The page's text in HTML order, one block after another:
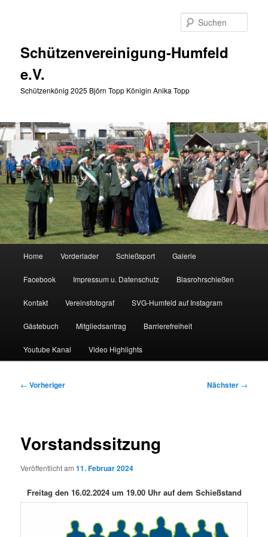
Schützenvereinigung-Humfeld
e.V.
Schützenkönig 2025 Björn Topp Königin Anika Topp
Home Vorderlader Schießsport Galerie
Facebook Impressum u. Datenschutz Blasrohrschießen
Kontakt Vereinsfotograf SVG-Humfeld auf Instagram
Gästebuch Mitgliedsantrag Barrierefreiheit
Youtube Kanal Video Highlights
Beitragsnavigation
← Vorheriger Nächster →
Vorstandssitzung
Veröffentlicht am11. Februar 2024
Freitag den 16.02.2024 um 19.00 Uhr auf dem Schießstand